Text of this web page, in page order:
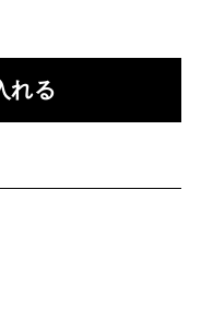
れる